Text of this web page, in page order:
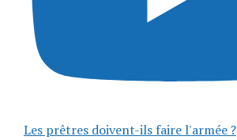
Les prêtres doivent-ils faire l'armée ?